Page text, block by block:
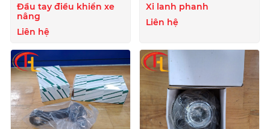
Đầu tay điều khiển xe
nâng
Liên hệ
Xi lanh phanh
Liên hệ